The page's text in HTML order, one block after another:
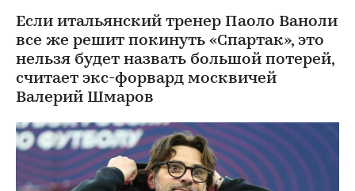
Если итальянский тренер Паоло Ваноли
все же решит покинуть «Спартак», это
нельзя будет назвать большой потерей,
считает экс-форвард москвичей
Валерий Шмаров